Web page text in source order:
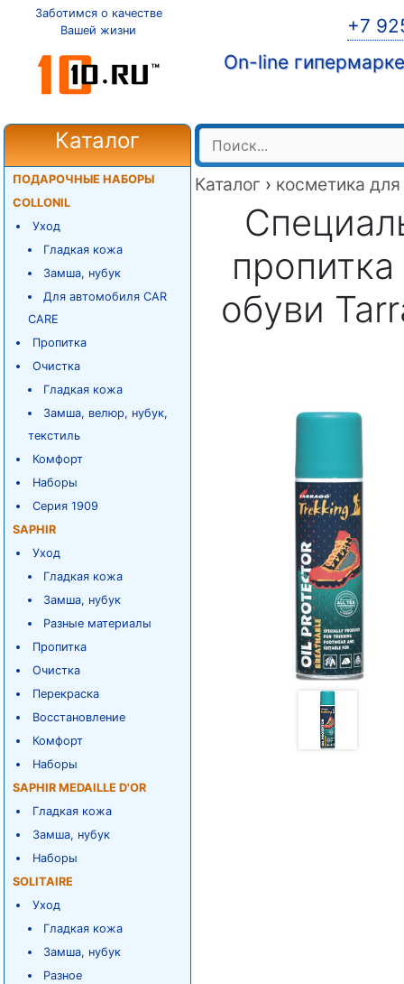
Заботимся о качестве
Вашей жизни
+7
On-line
Каталог
ПОДАРОЧНЫЕ НАБОРЫ
COLLONIL
Уход
Гладкая кожа
Замша, нубук
Для автомобиля CAR
CARE
Пропитка
Очистка
Гладкая кожа
Замша, велюр, нубук,
текстиль
Комфорт
Наборы
Серия 1909
SAPHIR
Уход
Гладкая кожа
Замша, нубук
Разные материалы
Пропитка
Очистка
Перекраска
Восстановление
Комфорт
Наборы
SAPHIR MEDAILLE D'OR
Гладкая кожа
Замша, нубук
Наборы
SOLITAIRE
Уход
Гладкая кожа
Замша, нубук
Разное
Каталог › косметика
обуви